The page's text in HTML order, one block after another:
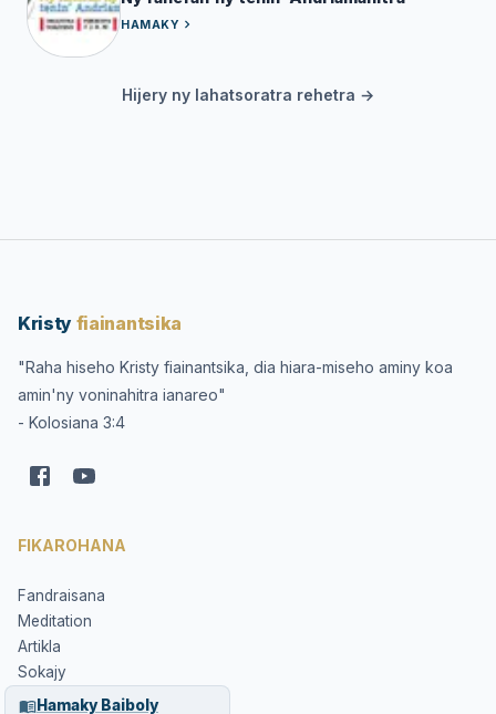
HAMAKY
Hijery ny lahatsoratra rehetra →
Kristy fiainantsika
"Raha hiseho Kristy fiainantsika, dia hiara-miseho aminy koa
amin'ny voninahitra ianareo"
- Kolosiana 3:4
FIKAROHANA
Fandraisana
Meditation
Artikla
Sokajy
Hamaky Baiboly